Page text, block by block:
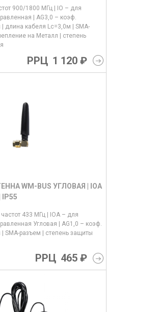
РРЦ 1 120 ₽
900/1800 МГц | IO – для
| AG3,0 – коэф.
длина кабеля Lс=3,0м | SMA-
на Металл | степень
WM-BUS УГЛОВАЯ | IOA
IP55
РРЦ 465 ₽
433 МГц | IOA – для
Угловая | AG1,0 – коэф.
SMA-разъем | степень защиты